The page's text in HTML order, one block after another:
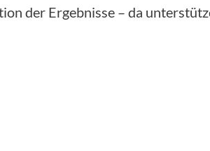
der Ergebnisse – da